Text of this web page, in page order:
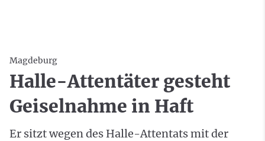
Magdeburg
Halle-Attentäter gesteht
Geiselnahme in Haft
Er sitzt wegen des Halle-Attentats mit der